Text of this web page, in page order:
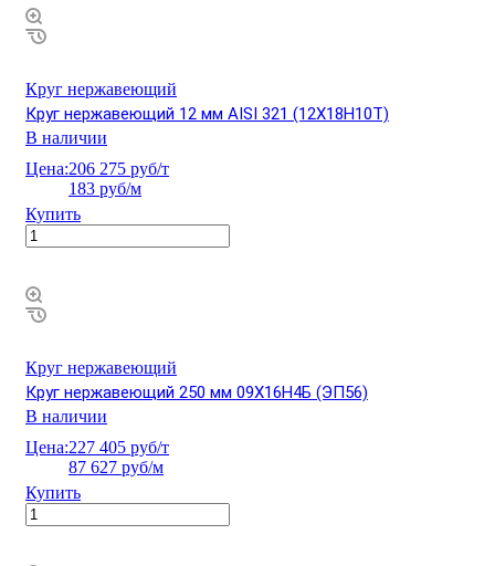
Круг нержавеющий
Круг нержавеющий 12 мм AISI 321 (12Х18Н10Т)
В наличии
Цена:206 275 руб/т
183 руб/м
Купить
Круг нержавеющий
Круг нержавеющий 250 мм 09Х16Н4Б (ЭП56)
В наличии
Цена:227 405 руб/т
87 627 руб/м
Купить